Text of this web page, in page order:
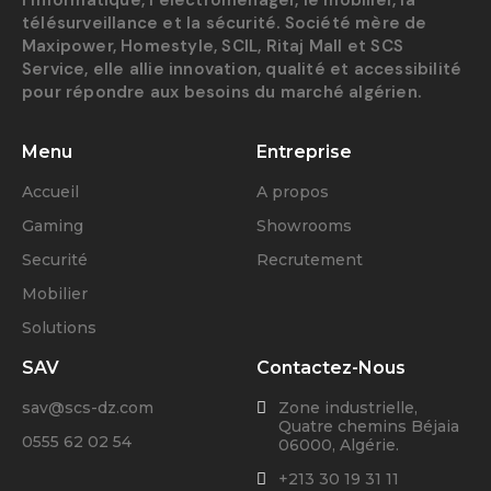
télésurveillance et la sécurité. Société mère de
Maxipower, Homestyle, SCIL, Ritaj Mall et SCS
Service, elle allie innovation, qualité et accessibilité
pour répondre aux besoins du marché algérien.
Menu
Accueil
Gaming
Securité
Mobilier
Solutions
Entreprise
A propos
Showrooms
Recrutement
SAV
sav@scs-dz.com
0555 62 02 54
Contactez-Nous
Zone industrielle,
Quatre chemins Béjaia
06000, Algérie.
+213 30 19 31 11